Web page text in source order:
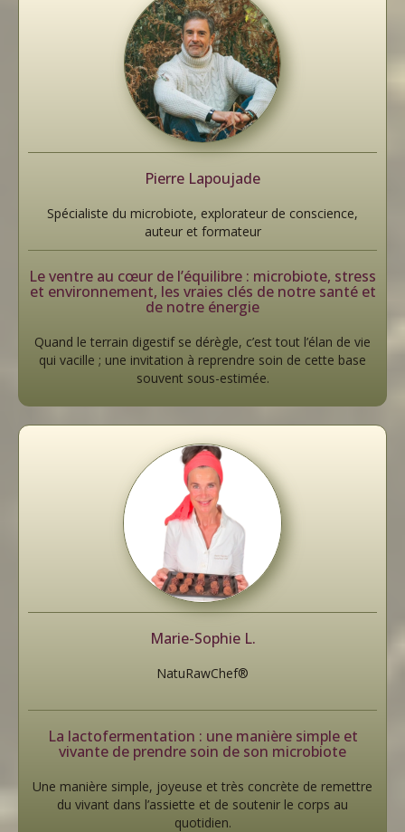
Pierre Lapoujade
Spécialiste du microbiote, explorateur de conscience,
auteur et formateur
Le ventre au cœur de l’équilibre : microbiote, stress
et environnement, les vraies clés de notre santé et
de notre énergie
Quand le terrain digestif se dérègle, c’est tout l’élan de vie
qui vacille ; une invitation à reprendre soin de cette base
souvent sous-estimée.
Marie-Sophie L.
NatuRawChef®
La lactofermentation : une manière simple et
vivante de prendre soin de son microbiote
Une manière simple, joyeuse et très concrète de remettre
du vivant dans l’assiette et de soutenir le corps au
quotidien.